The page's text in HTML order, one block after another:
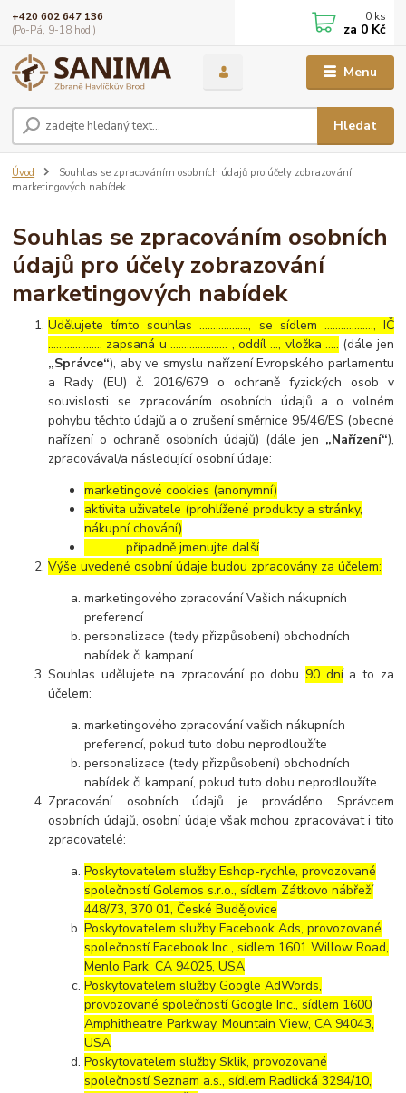
Menu
Hledat
+420 602 647 136
(Po-Pá, 9-18 hod.)
0 ks
za 0 Kč
Úvod
Souhlas se zpracováním osobních údajů pro účely zobrazování
marketingových nabídek
Souhlas se zpracováním osobních
údajů pro účely zobrazování
marketingových nabídek
Udělujete tímto souhlas ……………..., se sídlem ………………, IČ
………………., zapsaná u ………………… , oddíl …, vložka ….. (dále jen
„Správce“), aby ve smyslu nařízení Evropského parlamentu
a Rady (EU) č. 2016/679 o ochraně fyzických osob v
souvislosti se zpracováním osobních údajů a o volném
pohybu těchto údajů a o zrušení směrnice 95/46/ES (obecné
nařízení o ochraně osobních údajů) (dále jen „Nařízení“),
zpracovával/a následující osobní údaje:
marketingové cookies (anonymní)
aktivita uživatele (prohlížené produkty a stránky,
nákupní chování)
………….. případně jmenujte další
Výše uvedené osobní údaje budou zpracovány za účelem:
marketingového zpracování Vašich nákupních
preferencí
personalizace (tedy přizpůsobení) obchodních
nabídek či kampaní
Souhlas udělujete na zpracování po dobu 90 dnía to za
účelem:
marketingového zpracování vašich nákupních
preferencí, pokud tuto dobu neprodloužíte
personalizace (tedy přizpůsobení) obchodních
nabídek či kampaní, pokud tuto dobu neprodloužíte
Zpracování osobních údajů je prováděno Správcem
osobních údajů, osobní údaje však mohou zpracovávat i tito
zpracovatelé:
Poskytovatelem služby Eshop-rychle, provozované
společností Golemos s.r.o., sídlem Zátkovo nábřeží
448/73, 370 01, České Budějovice
Poskytovatelem služby Facebook Ads, provozované
společností Facebook Inc., sídlem 1601 Willow Road,
Menlo Park, CA 94025, USA
Poskytovatelem služby Google AdWords,
provozované společností Google Inc., sídlem 1600
Amphitheatre Parkway, Mountain View, CA 94043,
USA
Poskytovatelem služby Sklik, provozované
společností Seznam a.s., sídlem Radlická 3294/10,